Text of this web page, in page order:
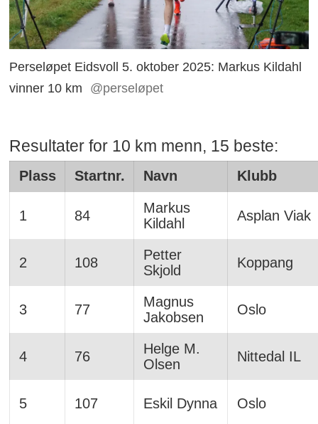
Perseløpet Eidsvoll 5. oktober 2025: Markus Kildahl
vinner 10 km
@perseløpet
Resultater for 10 km menn, 15 beste:
Plass Startnr. Navn Klubb
1 84
Markus
Kildahl
Asplan Viak
2 108
Petter
Skjold
Koppang
3 77
Magnus
Jakobsen
Oslo
4 76
Helge M.
Olsen
Nittedal IL
5 107 Eskil Dynna Oslo